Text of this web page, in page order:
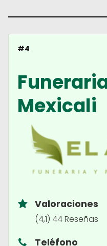
#4
Mexicali
Valoraciones
(4,1) 44 Reseñas
Teléfono